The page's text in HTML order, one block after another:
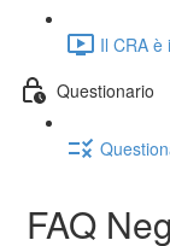
Il CRA
Questionario
FAQ